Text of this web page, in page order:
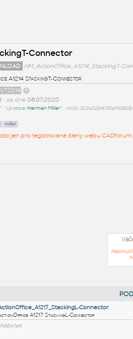
Connector
HM_ActionOffice_A1214_StackingT-
A1214 StackingT-Connector
• ze dne 06.07.2020
• Výrobce: Herman Miller^ • md5:
miller
jen pro registrované členy webu
Nejste